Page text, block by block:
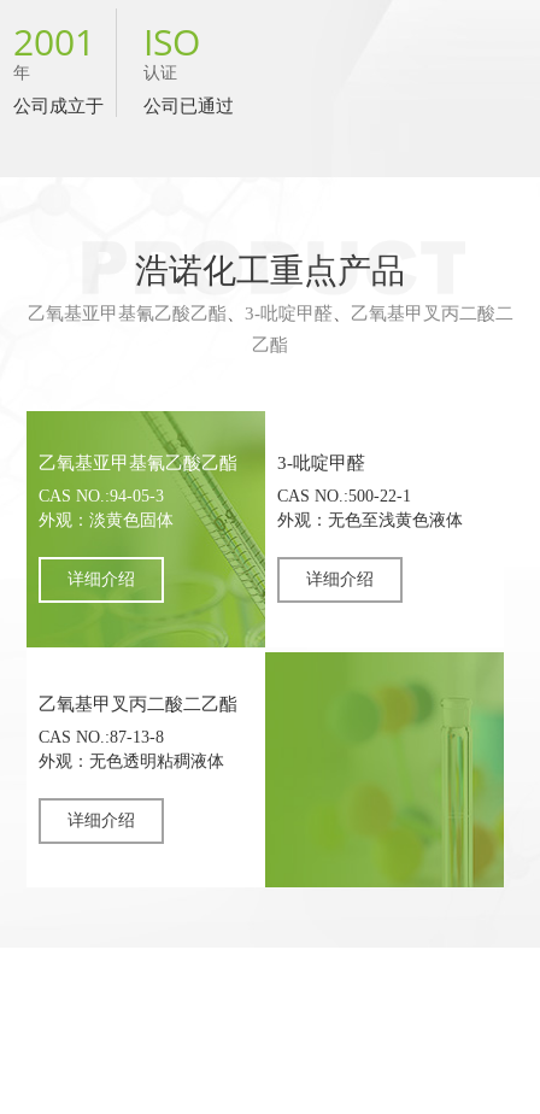
2001
年
公司成立于
ISO
认证
公司已通过
浩诺化工重点产品
乙氧基亚甲基氰乙酸乙酯 3-吡啶甲醛、 乙氧基甲叉丙二酸二
乙酯
乙氧基亚甲基氰乙酸乙酯
CAS NO.:94-05-3
外观：淡黄色固体
详细介绍
3-吡啶甲醛
CAS NO.:500-22-1
外观：无色至浅黄色液体
详细介绍
乙氧基甲叉丙二酸二乙酯
CAS NO.:87-13-8
外观：无色透明粘稠液体
详细介绍